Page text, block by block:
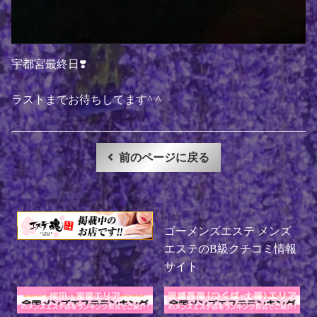
宇都宮最終日❣️
ラストまでお待ちしてます^ ^
前のページに戻る
ゴーメンズエステ メンズ
エステのB級クチコミ情報
サイト